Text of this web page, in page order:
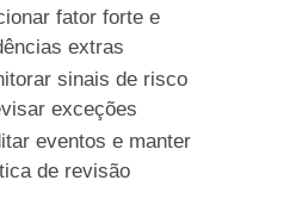
fator forte e
extras
sinais de risco
exceções
eventos e manter
de revisão